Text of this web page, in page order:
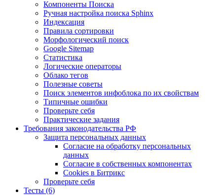
Компоненты Поиска
Ручная настройка поиска Sphinx
Индексация
Правила сортировки
Морфологический поиск
Google Sitemap
Статистика
Логические операторы
Облако тегов
Полезные советы
Поиск элементов инфоблока по их свойствам
Типичные ошибки
Проверьте себя
Практические задания
Требования законодательства РФ
Защита персональных данных
Согласие на обработку персональных
данных
Согласие в собственных компонентах
Cookies в Битрикс
Проверьте себя
Тесты (6)